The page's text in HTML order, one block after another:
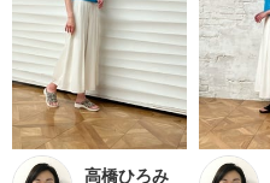
高橋ひろみ